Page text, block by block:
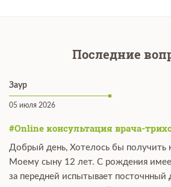
Последние
Заур
05 июля 2026
#Online консультация врача-
Добрый день, Хотелось бы получить
Моему сыну 12 лет. С рождения
за передней испытывает